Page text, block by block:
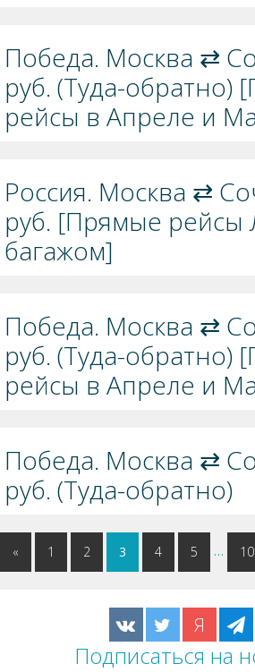
Победа. Москва ⇄
руб. (Туда-обратно)
рейсы в Апреле и
Россия. Москва ⇄
руб. [Прямые рейсы
багажом]
Победа. Москва ⇄
руб. (Туда-обратно)
рейсы в Апреле и
Победа. Москва ⇄
руб. (Туда-обратно)
« 1 2 3 4 5 … 10
Я
Подписаться на